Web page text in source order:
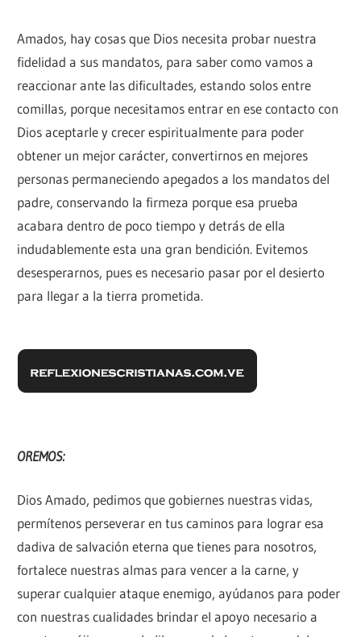
Amados, hay cosas que Dios necesita probar nuestra
fidelidad a sus mandatos, para saber como vamos a
reaccionar ante las dificultades, estando solos entre
comillas, porque necesitamos entrar en ese contacto con
Dios aceptarle y crecer espiritualmente para poder
obtener un mejor carácter, convertirnos en mejores
personas permaneciendo apegados a los mandatos del
padre, conservando la firmeza porque esa prueba
acabara dentro de poco tiempo y detrás de ella
indudablemente esta una gran bendición. Evitemos
desesperarnos, pues es necesario pasar por el desierto
para llegar a la tierra prometida.
OREMOS:
Dios Amado, pedimos que gobiernes nuestras vidas,
permítenos perseverar en tus caminos para lograr esa
dadiva de salvación eterna que tienes para nosotros,
fortalece nuestras almas para vencer a la carne, y
superar cualquier ataque enemigo, ayúdanos para poder
con nuestras cualidades brindar el apoyo necesario a